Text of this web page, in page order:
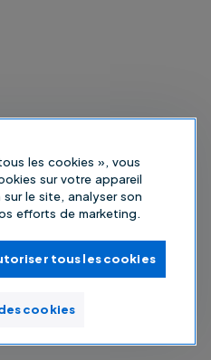
les cookies », vous
sur votre appareil
le site, analyser son
efforts de marketing.
tous les cookies
cookies